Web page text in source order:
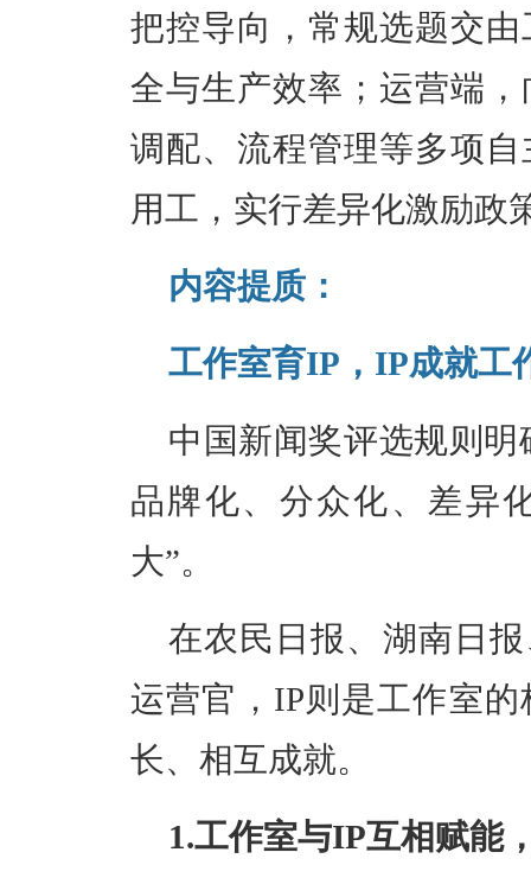
把控导向，常规选题交
全与生产效率；运营端，
调配、流程管理等多项
用工，实行差异化激励政
内容提质：
工作室育IP，IP成就工
中国新闻奖评选规则明
品牌化、分众化、差异
大”。
在农民日报、湖南日
运营官，IP则是工作室
长、相互成就。
1.工作室与IP互相赋能